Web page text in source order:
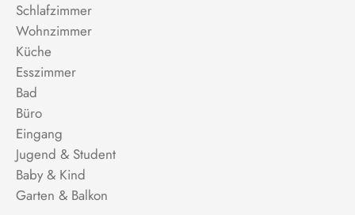
Schlafzimmer
Wohnzimmer
Küche
Esszimmer
Bad
Büro
Eingang
Jugend & Student
Baby & Kind
Garten & Balkon